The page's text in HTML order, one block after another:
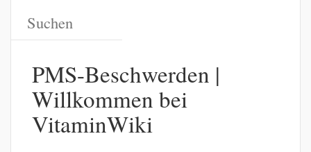
PMS-Beschwerden |
Willkommen bei
VitaminWiki